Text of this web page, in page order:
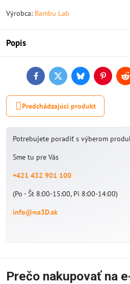
Výrobca: Bambu Lab
Popis
FacebookTwitterBlueskyPinterest
Predchádzajúci produkt
Potrebujete poradiť s výberom
Sme tu pre Vás
+421 432 901 100
(Po - Št 8:00-15:00, Pi 8:00-14:00)
info@na3D.sk
Prečo nakupovať na